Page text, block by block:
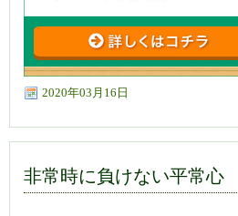
2020年03月16日
非常時に負けない平常心